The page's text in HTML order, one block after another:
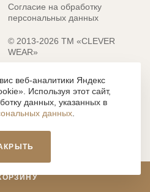
Согласие на обработку
персональных данных
© 2013-2026 ТМ «CLEVER
WEAR»
Разработка сайта: MACHAON
или отраженное на сайте
но не ограничиваясь, текстом,
и т.д., являются
использование которых, без
и без активной
с действующим
веб-аналитики Яндекс
Используя этот сайт,
данных, указанных в
данных